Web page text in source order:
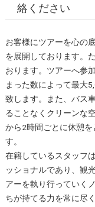
絡ください
お客様にツアーを心の
を展開しております。
おります。ツアーへ参
まった数によって最大
致します。また、バス
ることなくクリーンな
から2時間ごとに休憩
す。
在籍しているスタッフ
ッショナルであり、観
アーを執り行っていく
ちが持てる力を常に尽